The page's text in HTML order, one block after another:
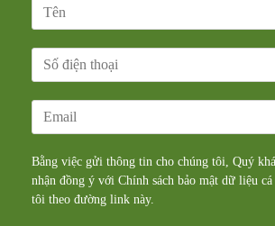
Bằng việc gửi thông tin cho chúng tôi, Quý
nhận đồng ý với Chính sách bảo mật dữ liệu cá
tôi theo đường link này.